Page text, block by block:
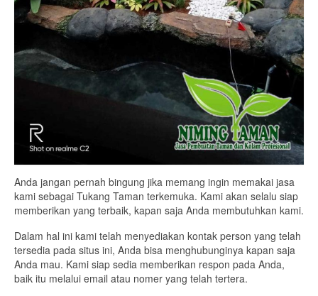
Anda jangan pernah bingung jika memang ingin memakai jasa
kami sebagai Tukang Taman terkemuka. Kami akan selalu siap
memberikan yang terbaik, kapan saja Anda membutuhkan kami.
Dalam hal ini kami telah menyediakan kontak person yang telah
tersedia pada situs ini, Anda bisa menghubunginya kapan saja
Anda mau. Kami siap sedia memberikan respon pada Anda,
baik itu melalui email atau nomer yang telah tertera.